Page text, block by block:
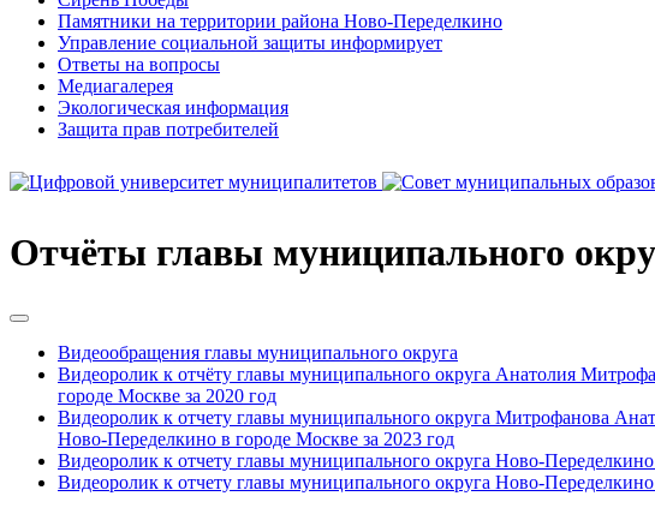
Памятники на территории района Ново-Переделкино
Управление социальной защиты информирует
Ответы на вопросы
Медиагалерея
Экологическая информация
Защита прав потребителей
Отчёты главы муниципального
Видеообращения главы муниципального округа
Видеоролик к отчёту главы муниципального округа Анатолия
городе Москве за 2020 год
Видеоролик к отчету главы муниципального округа Митрофанова
Ново-Переделкино в городе Москве за 2023 год
Видеоролик к отчету главы муниципального округа Ново-
Видеоролик к отчету главы муниципального округа Ново-